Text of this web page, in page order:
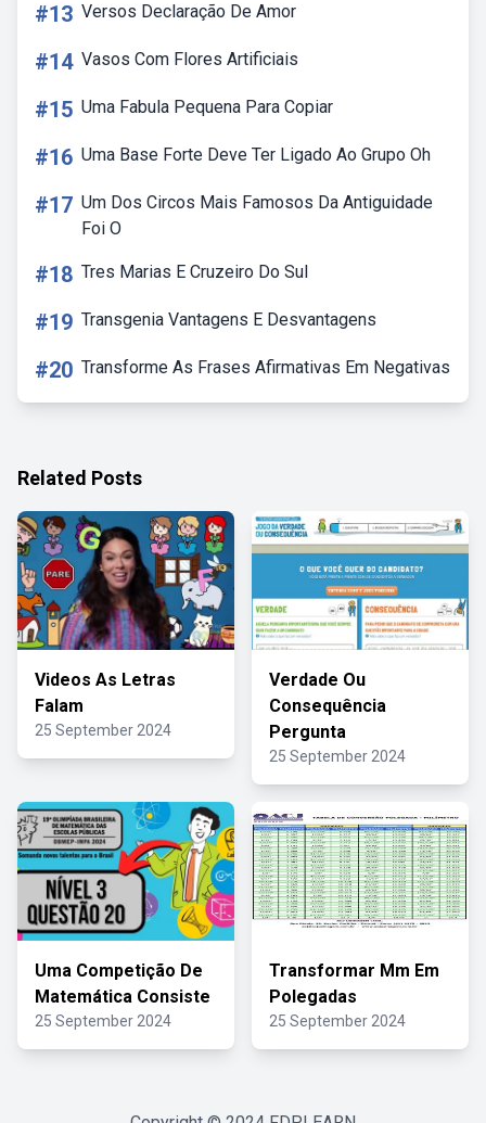
#13 Versos Declaração De Amor
#14 Vasos Com Flores Artificiais
#15 Uma Fabula Pequena Para Copiar
#16 Uma Base Forte Deve Ter Ligado Ao Grupo Oh
#17 Um Dos Circos Mais Famosos Da Antiguidade
Foi O
#18 Tres Marias E Cruzeiro Do Sul
#19 Transgenia Vantagens E Desvantagens
#20 Transforme As Frases Afirmativas Em Negativas
Related Posts
Videos As Letras
Falam
25 September 2024
Verdade Ou
Consequência
Pergunta
25 September 2024
Uma Competição De
Matemática Consiste
25 September 2024
Transformar Mm Em
Polegadas
25 September 2024